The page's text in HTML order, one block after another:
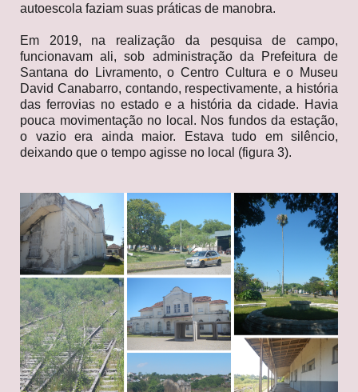
autoescola faziam suas práticas de manobra.
Em 2019, na realização da pesquisa de campo,
funcionavam ali, sob administração da Prefeitura de
Santana do Livramento, o Centro Cultura e o Museu
David Canabarro, contando, respectivamente, a história
das ferrovias no estado e a história da cidade. Havia
pouca movimentação no local. Nos fundos da estação,
o vazio era ainda maior. Estava tudo em silêncio,
deixando que o tempo agisse no local (figura 3).